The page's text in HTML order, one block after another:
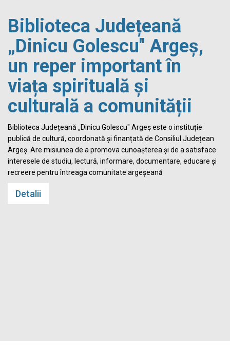
Biblioteca Județeană
„Dinicu Golescu" Argeș,
un reper important în
viața spirituală și
culturală a comunității
Biblioteca Județeană „Dinicu Golescu" Argeș este o instituție
publică de cultură, coordonată și finanțată de Consiliul Județean
Argeș. Are misiunea de a promova cunoașterea și de a satisface
interesele de studiu, lectură, informare, documentare, educare și
recreere pentru întreaga comunitate argeșeană
Detalii